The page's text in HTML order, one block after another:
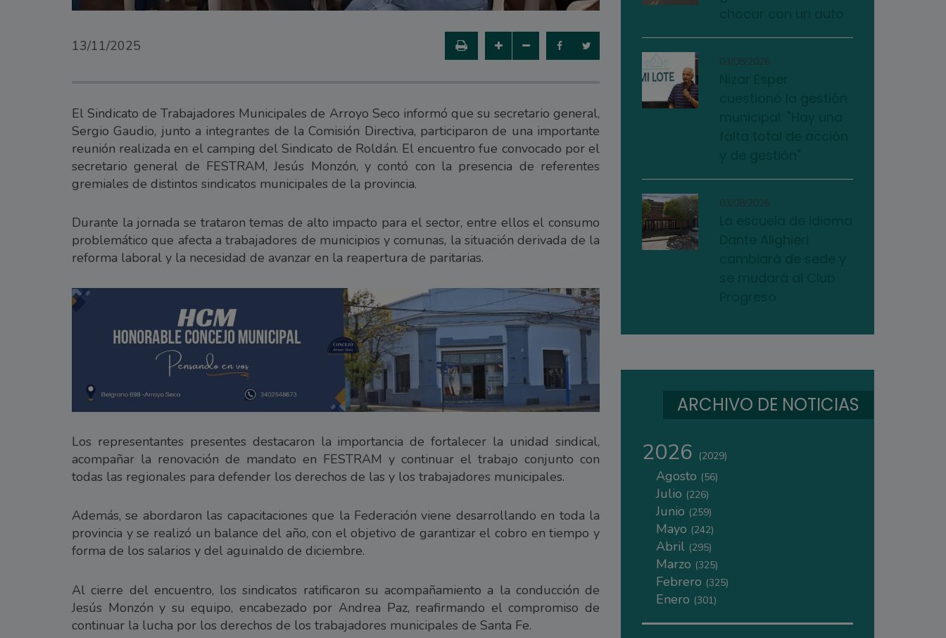
13/11/2025
El Sindicato de Trabajadores Municipales de Arroyo Seco informó que su secretario general,
Sergio Gaudio, junto a integrantes de la Comisión Directiva, participaron de una importante
reunión realizada en el camping del Sindicato de Roldán. El encuentro fue convocado por el
secretario general de FESTRAM, Jesús Monzón, y contó con la presencia de referentes
gremiales de distintos sindicatos municipales de la provincia.
Durante la jornada se trataron temas de alto impacto para el sector, entre ellos el consumo
problemático que afecta a trabajadores de municipios y comunas, la situación derivada de la
reforma laboral y la necesidad de avanzar en la reapertura de paritarias.
Los representantes presentes destacaron la importancia de fortalecer la unidad sindical,
acompañar la renovación de mandato en FESTRAM y continuar el trabajo conjunto con
todas las regionales para defender los derechos de las y los trabajadores municipales.
Además, se abordaron las capacitaciones que la Federación viene desarrollando en toda la
provincia y se realizó un balance del año, con el objetivo de garantizar el cobro en tiempo y
forma de los salarios y del aguinaldo de diciembre.
Al cierre del encuentro, los sindicatos ratificaron su acompañamiento a la conducción de
Jesús Monzón y su equipo, encabezado por Andrea Paz, reafirmando el compromiso de
continuar la lucha por los derechos de los trabajadores municipales de Santa Fe.
03/08/2026
03/08/2026
ARCHIVO DE NOTICIAS
2026 (2029)
Agosto (56)
Julio (226)
Junio (259)
Mayo (242)
Abril (295)
Marzo (325)
Febrero (325)
Enero (301)